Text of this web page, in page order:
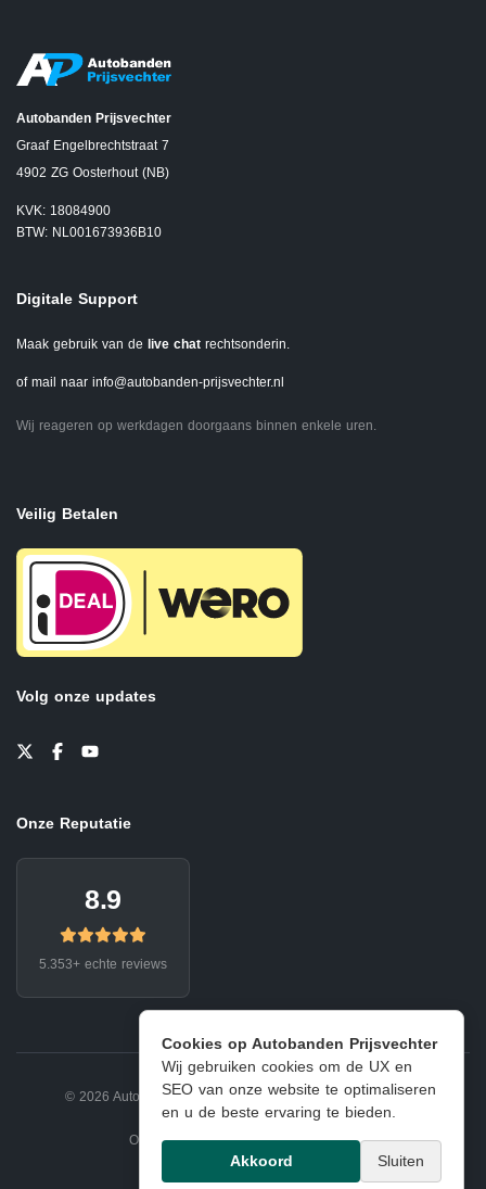
Cookies op Autobanden Prijsvechter
Wij gebruiken cookies om de UX en
SEO van onze website te optimaliseren
en u de beste ervaring te bieden.
Akkoord Sluiten
Autobanden Prijsvechter
Graaf Engelbrechtstraat 7
4902 ZG Oosterhout (NB)
KVK: 18084900
BTW: NL001673936B10
Digitale Support
Maak gebruik van de live chat rechtsonderin.
of mail naar info@autobanden-prijsvechter.nl
Wij reageren op werkdagen doorgaans binnen enkele uren.
Veilig Betalen
Volg onze updates
Onze Reputatie
8.9
5.353+ echte reviews
© 2026 Autobanden Prijsvechter. Privacy | Voorwaarden
Onderdeel van EJ Banden Oosterhout